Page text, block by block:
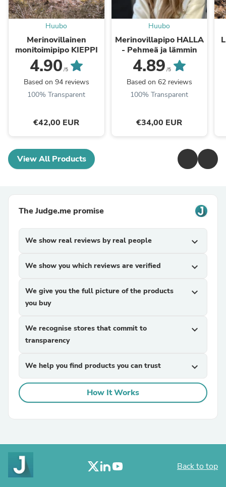
Huubo
Merinovillainen
monitoimipipo KIEPPI
4.90 /5
Based on 94 reviews
100% Transparent
€42,00 EUR
Huubo
Merinovillapipo HALLA
- Pehmeä ja lämmin
4.89 /5
Based on 62 reviews
100% Transparent
€34,00 EUR
View All Products
The Judge.me promise
We show real reviews by real people expand_more
We show you which reviews are verified expand_more
We give you the full picture of the products
you buy
expand_more
We recognise stores that commit to
transparency
expand_more
We help you find products you can trust expand_more
How It Works
Back to top